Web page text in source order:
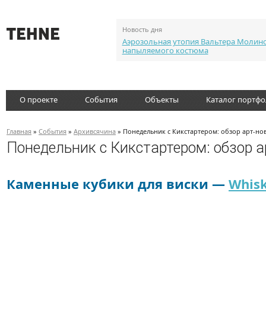
Новость дня
Аэрозольная утопия Вальтера
напыляемого костюма
О проекте События Объекты Каталог
Главная » События » Архивсячина » Понедельник с Кикстартером: обзор арт-
Понедельник с Кикстартером: обзор
Каменные кубики для виски —